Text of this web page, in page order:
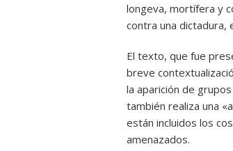
longeva, mortífera y
contra una dictadura,
El texto, que fue
breve
la aparición de
también realiza una
están incluidos los
amenazados.